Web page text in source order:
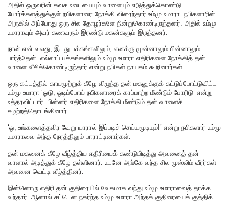
அதில் ஒருவரின் கவச உடையையும் வாளையும் எடுத்துக்கொண்டு
போர்க்களத்துக்குள் நபிகளாரை நோக்கி விரைந்தார் உம்மு உமாரா. நபிகளாரின்
அருகில் அப்போது ஒரு சில தோழர்களே நின்றுகொண்டிருந்தனர். அதில் உம்மு
உமாராவும் அவர் கணவரும் இரண்டு மகன்களும் இருந்தனர்.
நான் என் வலது, இடது பக்கங்களிலும், எனக்கு முன்னாலும் பின்னாலும்
பார்த்தேன். எல்லாப் பக்கங்களிலும் உம்மு உமாரா எதிரிகளை நோக்கித் தன்
வாளை வீசிக்கொண்டிருந்தார் என்று நபிகள் நாயகம் கூறினார்கள்.
ஒரு கட்டத்தில் காயமுற்றுக் கீழே விழுந்த தன் மகனுக்குக் கட்டுப்போட்டுவிட்ட
உம்மு உமாரா ‘ஓடு, ஓடிப்போய் நபிகளாரைக் காப்பாற்ற மீண்டும் போரிடு’ என்று
உத்தரவிட்டார். பின்னர் எதிரிகளை நோக்கி மீண்டும் தன் வாளைச்
சுழற்றத்தொடங்கினார்.
‘ஓ, உங்களைத்தவிர வேறு யாரால் இப்படிச் செய்யமுடியும்!’ என்று நபிகளார் உம்மு
உமாராவை அந்த நேரத்திலும் பாராட்டினார்கள்.
தன் மகனைக் கீழே வீழ்த்திய எதிரியைக் கண்டுபிடித்து அவனைத் தன்
வாளால் அடித்துக் கீழே தள்ளினார். உடனே அங்கே வந்த சில முஸ்லிம் வீரர்கள்
அவனை வெட்டி வீழ்த்தினர்.
இன்னொரு எதிரி தன் குதிரையில் வேகமாக வந்து உம்மு உமாராவைத் தாக்க
வந்தார். ஆனால் சட்டென நகர்ந்த உம்மு உமாரா அந்தக் குதிரையைக் குத்திக்